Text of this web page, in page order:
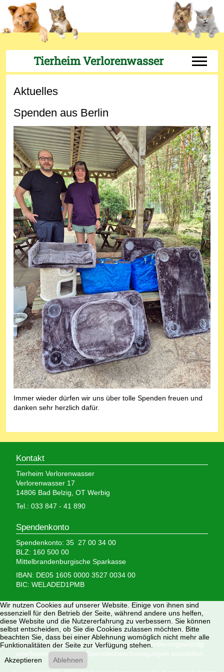
Tierheim Verlorenwasser Off-
Aktuelles
Spenden aus Berlin
Immer wieder dürfen wir uns über tolle Spenden freuen und
danken sehr herzlich dafür.
Kontakt
Tierheim Verlorenwasser
Verlorenwasser 17
14806 Bad Belzig, OT Werbig
Tel.: 033 847 - 41 890
Spendenkonto
Spendenkonto: 35 27 00 34 00
BLZ: 160 500 00
Mittelbrandenburgische Sparkasse
IBAN: DE05 1605 0000 3527 0034 00
BIC: WELADED1PMB
Wir brauchen Ihre Hilfe,
denn wir erhalten keinerlei staatliche Hilfe, sondern
finanzieren das Tierheim aus Spenden und Erbschaften.
Wir sind als gemeinnützig und besonders förderungswürdig
anerkannt und dürfen Spendenbescheinigungen ausstellen.
Wir nutzen Cookies auf unserer Website. Einige von ihnen sind
essenziell für den Betrieb der Seite, während andere uns helfen,
diese Website und die Nutzererfahrung zu verbessern. Sie können
selbst entscheiden, ob Sie die Cookies zulassen möchten. Bitte
beachten Sie, dass bei einer Ablehnung womöglich nicht mehr alle
Funktionalitäten der Seite zur Verfügung stehen.
Akzeptieren
Ablehnen